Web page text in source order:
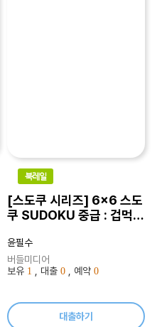
북레일
[스도쿠 시리즈] 6x6 스도
쿠 SUDOKU 중급 : 겁먹거
구나 쉽게 도전 할 수 있는
지능형 게임
윤필수
버들미디어
보유 1 , 대출 0 , 예약 0
대출하기